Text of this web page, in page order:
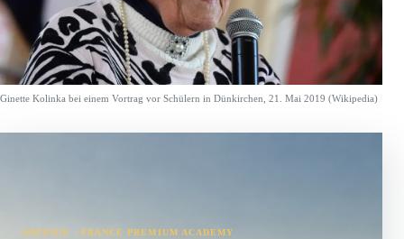
Ginette Kolinka bei einem Vortrag vor Schülern in Dünkirchen, 21. Mai 2019 (Wikipedia)
ANZEIGE · FRANCE PREMIUM ACADEMY